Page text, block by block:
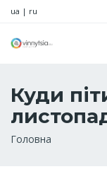
ua | ru
Куди
Рядок
Головна